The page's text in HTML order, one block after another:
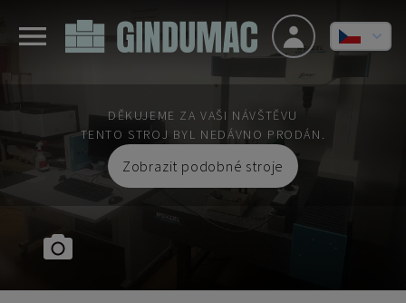
DĚKUJEME ZA VAŠI NÁVŠTĚVU
TENTO STROJ BYL NEDÁVNO PRODÁN.
Zobrazit podobné stroje